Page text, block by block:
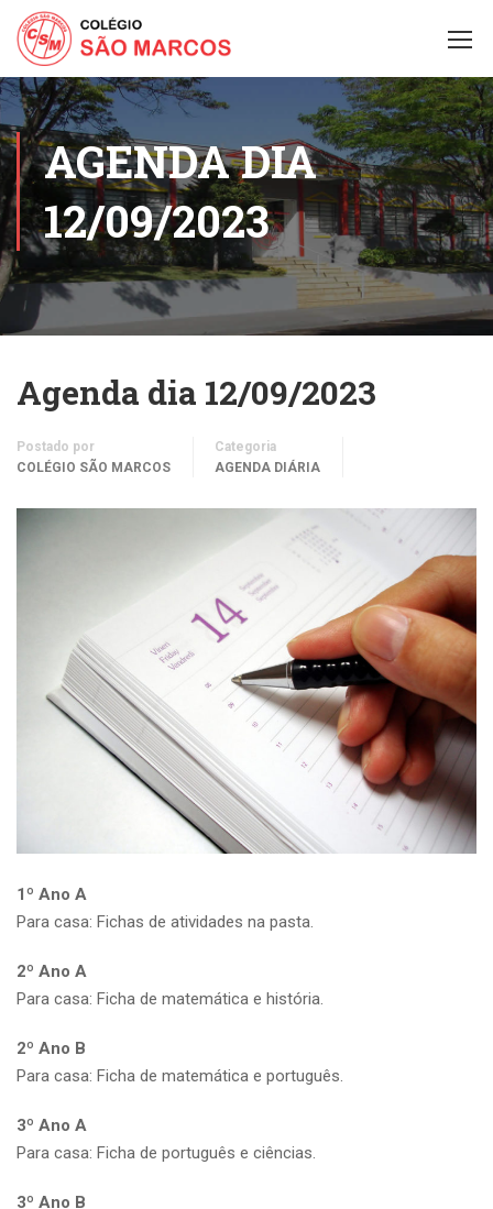
AGENDA DIA
12/09/2023
Agenda dia 12/09/2023
Postado por
COLÉGIO SÃO MARCOS
Categoria
AGENDA DIÁRIA
1º Ano A
Para casa: Fichas de atividades na pasta.
2º Ano A
Para casa: Ficha de matemática e história.
2º Ano B
Para casa: Ficha de matemática e português.
3º Ano A
Para casa: Ficha de português e ciências.
3º Ano B